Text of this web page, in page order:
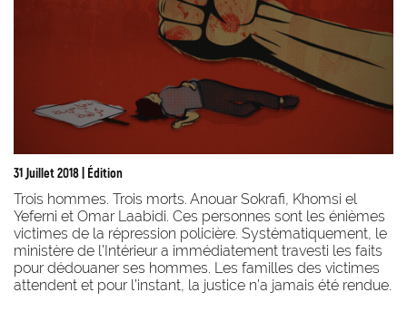
31 Juillet 2018 | Édition
Trois hommes. Trois morts. Anouar Sokrafi, Khomsi el
Yeferni et Omar Laabidi. Ces personnes sont les énièmes
victimes de la répression policière. Systématiquement, le
ministère de l’Intérieur a immédiatement travesti les faits
pour dédouaner ses hommes. Les familles des victimes
attendent et pour l’instant, la justice n’a jamais été rendue.